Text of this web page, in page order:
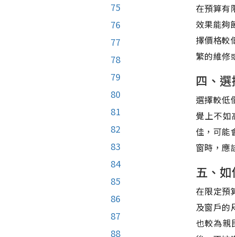
75
76
77
78
79
80
81
82
83
84
85
86
87
88
在預算有
效果能夠
擇價格較
繁的維修
四、
選擇較低
覺上不如
佳，可能
窗時，應
五、
在限定預
及窗戶的
也較為親